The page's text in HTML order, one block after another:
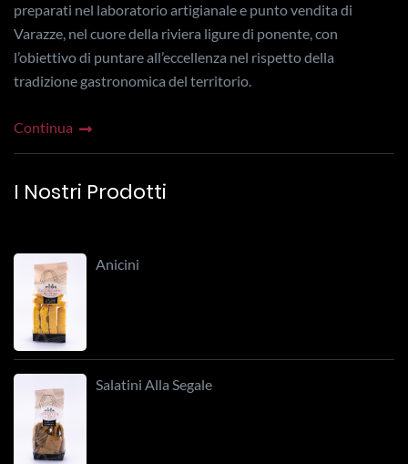
preparati nel laboratorio artigianale e punto vendita di
Varazze, nel cuore della riviera ligure di ponente, con
l’obiettivo di puntare all’eccellenza nel rispetto della
tradizione gastronomica del territorio.
Continua
I Nostri Prodotti
Anicini
Salatini Alla Segale